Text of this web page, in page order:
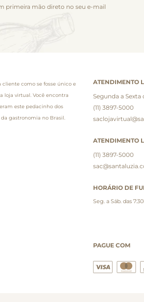
primeira mão direto no seu e-mail
cliente como se fosse único e
loja virtual. Você encontra
este pedacinho dos
gastronomia no Brasil.
ATENDIMENTO
Segunda a Sexta
(11) 3897-5000
ATENDIMENTO
(11) 3897-5000
HORÁRIO DE
Seg. a Sáb. das
PAGUE COM